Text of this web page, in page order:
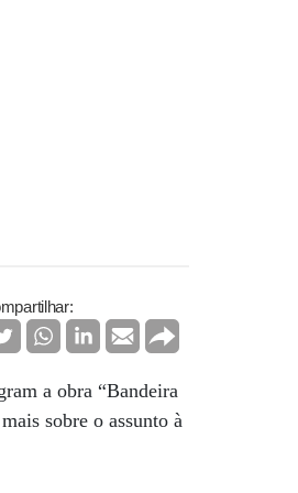
a obra “Bandeira
sobre o assunto à